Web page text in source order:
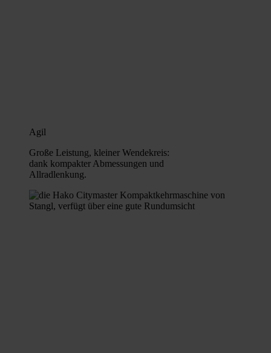
Agil
Große Leistung, kleiner Wendekreis:
dank kompakter Abmessungen und
Allradlenkung.